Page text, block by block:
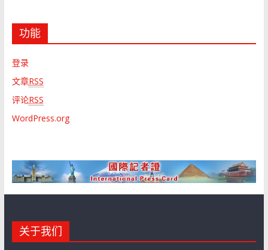
功能
登录
文章RSS
评论RSS
WordPress.org
关于我们